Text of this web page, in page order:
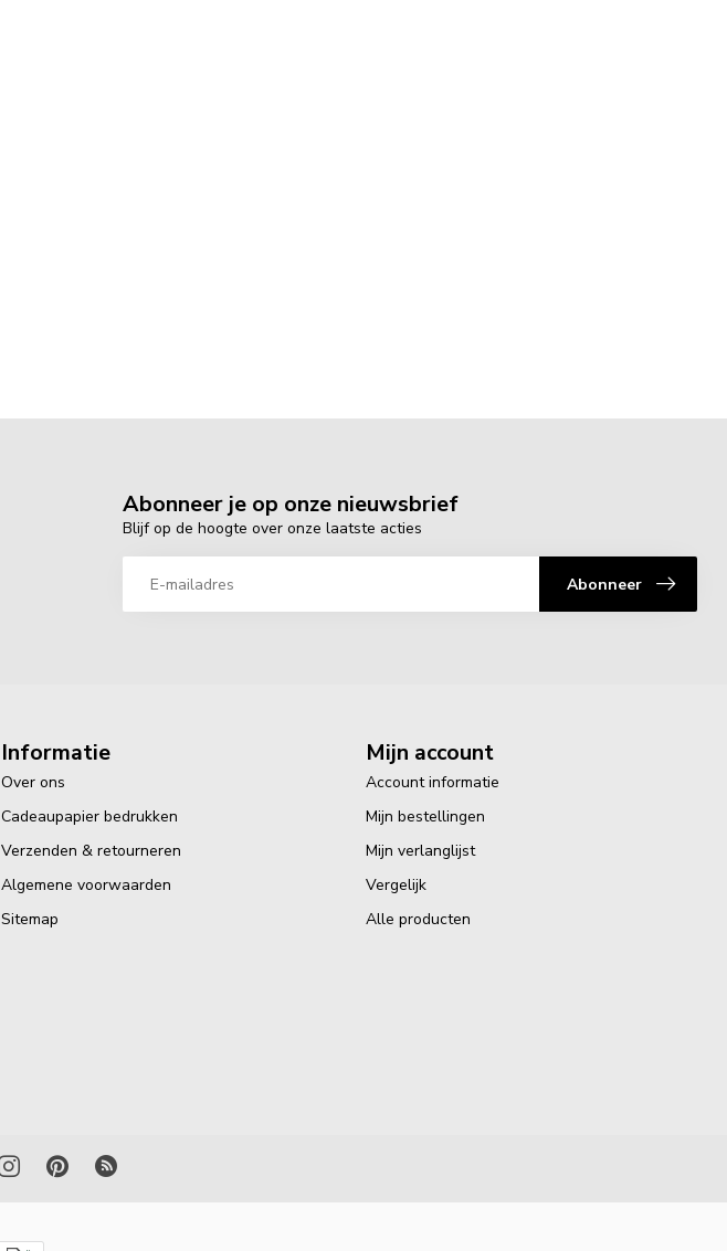
Abonneer je op onze nieuwsbrief
Blijf op de hoogte over onze laatste acties
Abonneer
Informatie
Over ons
Cadeaupapier bedrukken
Verzenden & retourneren
Algemene voorwaarden
Sitemap
Mijn account
Account informatie
Mijn bestellingen
Mijn verlanglijst
Vergelijk
Alle producten